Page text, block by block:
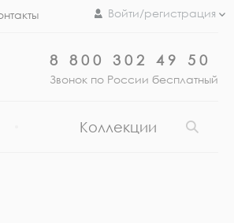
Войти/регистрация
8 800 302 49 50
Звонок по России бесплатный
Коллекции